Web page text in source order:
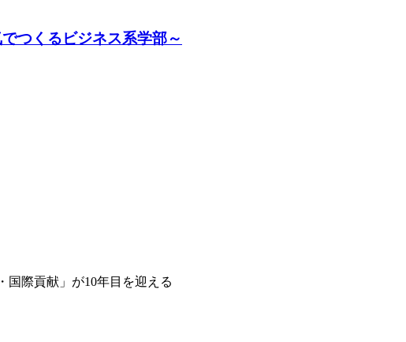
つくるビジネス系学部～
際貢献」が10年目を迎える